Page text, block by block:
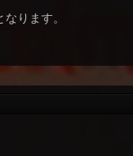
ります。